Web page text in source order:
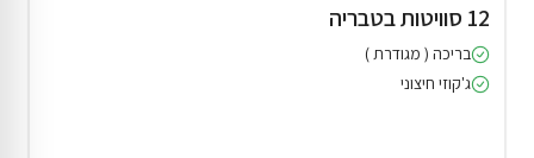
12 סוויטות בטבריה
בריכה ( מגודרת )
ג'קוזי חיצוני